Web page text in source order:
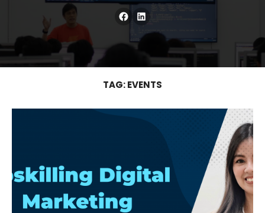
Facebook
TAG:EVENTS